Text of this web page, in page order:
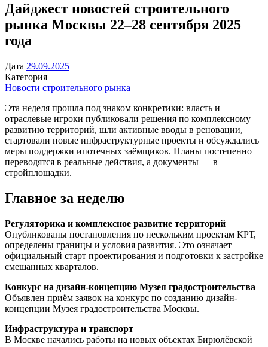
Дайджест новостей строительного
рынка Москвы 22–28 сентября 2025
года
Дата 29.09.2025
Категория
Новости строительного рынка
Эта неделя прошла под знаком конкретики: власть и
отраслевые игроки публиковали решения по комплексному
развитию территорий, шли активные вводы в реновации,
стартовали новые инфраструктурные проекты и обсуждались
меры поддержки ипотечных заёмщиков. Планы постепенно
переводятся в реальные действия, а документы — в
стройплощадки.
Главное за неделю
Регуляторика и комплексное развитие территорий
Опубликованы постановления по нескольким проектам КРТ,
определены границы и условия развития. Это означает
официальный старт проектирования и подготовки к застройке
смешанных кварталов.
Конкурс на дизайн-концепцию Музея градостроительства
Объявлен приём заявок на конкурс по созданию дизайн-
концепции Музея градостроительства Москвы.
Инфраструктура и транспорт
В Москве начались работы на новых объектах Бирюлёвской